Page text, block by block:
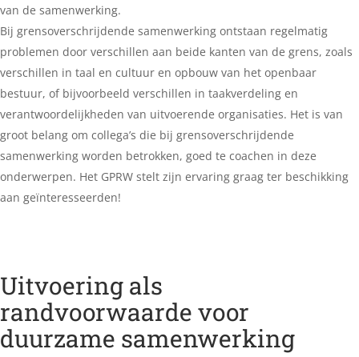
van de samenwerking.
Bij grensoverschrijdende samenwerking ontstaan regelmatig
problemen door verschillen aan beide kanten van de grens, zoals
verschillen in taal en cultuur en opbouw van het openbaar
bestuur, of bijvoorbeeld verschillen in taakverdeling en
verantwoordelijkheden van uitvoerende organisaties. Het is van
groot belang om collega’s die bij grensoverschrijdende
samenwerking worden betrokken, goed te coachen in deze
onderwerpen. Het GPRW stelt zijn ervaring graag ter beschikking
aan geïnteresseerden!
Uitvoering als
randvoorwaarde voor
duurzame samenwerking